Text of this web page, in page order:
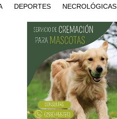
DEPORTES NECROLÓGICAS